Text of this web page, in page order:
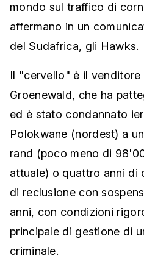
mondo sul traffico di
affermano in un
del Sudafrica, gli Hawks.
Il "cervello" è il venditore
Groenewald, che ha
ed è stato condannato
Polokwane (nordest) a
rand (poco meno di
attuale) o quattro anni di
di reclusione con
anni, con condizioni
principale di gestione di
criminale.